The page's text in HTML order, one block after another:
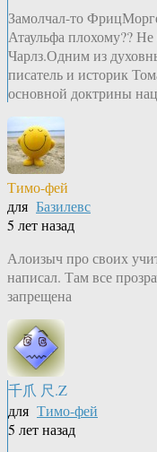
Замолчал-то
Атаульфа плохому??
Чарлз.Одним из
писатель и историк
основной доктрины
Тимо-фей
для Базилевс
5 лет назад
Алоизыч про своих
написал. Там все
запрещена
千爪 尺.Z
для Тимо-фей
5 лет назад